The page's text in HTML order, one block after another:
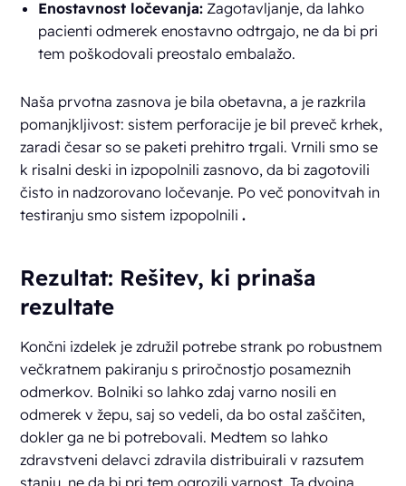
Enostavnost ločevanja: Zagotavljanje, da lahko
pacienti odmerek enostavno odtrgajo, ne da bi pri
tem poškodovali preostalo embalažo.
Naša prvotna zasnova je bila obetavna, a je razkrila
pomanjkljivost: sistem perforacije je bil preveč krhek,
zaradi česar so se paketi prehitro trgali. Vrnili smo se
k risalni deski in izpopolnili zasnovo, da bi zagotovili
čisto in nadzorovano ločevanje. Po več ponovitvah in
testiranju smo sistem izpopolnili.
Rezultat: Rešitev, ki prinaša
rezultate
Končni izdelek je združil potrebe strank po robustnem
večkratnem pakiranju s priročnostjo posameznih
odmerkov. Bolniki so lahko zdaj varno nosili en
odmerek v žepu, saj so vedeli, da bo ostal zaščiten,
dokler ga ne bi potrebovali. Medtem so lahko
zdravstveni delavci zdravila distribuirali v razsutem
stanju, ne da bi pri tem ogrozili varnost. Ta dvojna